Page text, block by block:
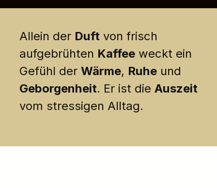
Allein der Duft von frisch
aufgebrühten Kaffee weckt ein
Gefühl der Wärme, Ruhe und
Geborgenheit. Er ist die Auszeit
vom stressigen Alltag.